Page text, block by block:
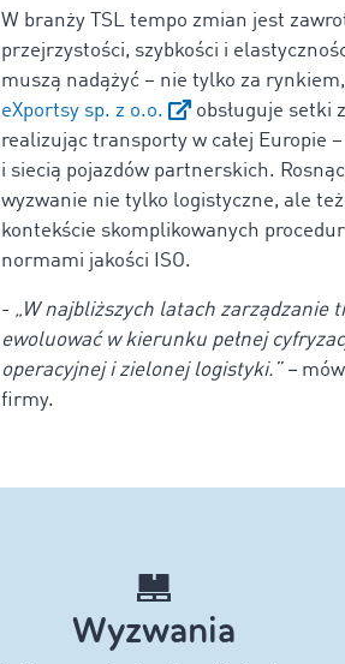
W branży TSL tempo zmian jest
przejrzystości, szybkości i
muszą nadążyć – nie tylko za
eXportsy sp. z o.o.
obsługuje setki
realizując transporty w całej Europie
i siecią pojazdów partnerskich.
wyzwanie nie tylko logistyczne, ale
kontekście skomplikowanych
normami jakości ISO.
- „W najbliższych latach zarządzanie
ewoluować w kierunku pełnej
operacyjnej i zielonej logistyki.” –
firmy.
Wyzwania